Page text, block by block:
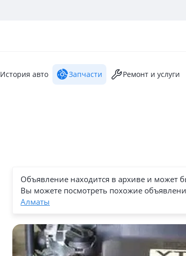
История авто Запчасти Ремонт и услуги
Объявление находится в архиве и может
Вы можете посмотреть похожие
Алматы